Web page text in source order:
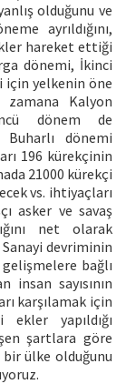
olduğunu ve
ayrıldığını,
hareket ettiği
dönemi, İkinci
yelkenin öne
zamana Kalyon
dönem de
Buharlı dönemi
196 kürekçinin
21000 kürekçi
vs. ihtiyaçları
asker ve savaş
net olarak
devriminin
bağlı
insan sayısının
karşılamak için
yapıldığı
şartlara göre
ülke olduğunu